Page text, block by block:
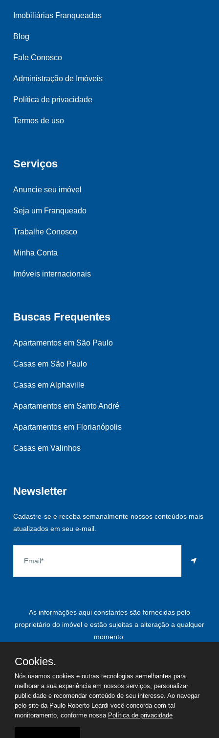
Imobiliárias Franqueadas
Blog
Fale Conosco
Administração de Imóveis
Política de privacidade
Termos de uso
Serviços
Anuncie seu imóvel
Seja um Franqueado
Trabalhe Conosco
Minha Conta
Imóveis internacionais
Buscas Frequentes
Apartamentos em São Paulo
Casas em São Paulo
Casas em Alphaville
Apartamentos em Santo André
Apartamentos em Florianópolis
Casas em Valinhos
Newsletter
Cadastre-se e receba semanalmente nossos conteúdos mais
atualizados em seu e-mail.
As informações aqui constantes são fornecidas pelo
proprietário do imóvel e estão sujeitas a alteração a qualquer
momento.
©2026Copyright - Paulo Roberto Leardi | Todos os direitos
reservados
Termos de uso Política de privacidade
Cookies.
Nós usamos cookies e outras tecnologias semelhantes para
melhorar a sua experiência em nossos serviços, personalizar
publicidade e recomendar conteúdo de seu interesse. Ao navegar
pelo site da Paulo Roberto Leardi você concorda com tal
monitoramento, conforme nossa Política de privacidade